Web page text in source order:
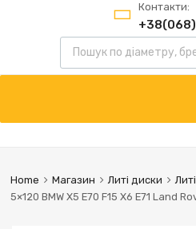
Контакти:
Пошук товарів
content
Home Магазин Литі диски
5×120 BMW X5 E70 F15 X6 E71 Land